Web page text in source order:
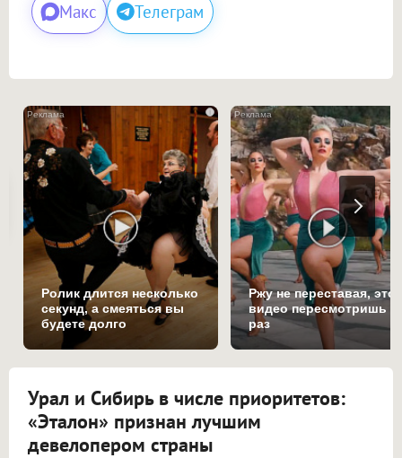
Макс Телеграм
i
Ролик длится несколько
секунд, а смеяться вы
будете долго
Ржу не переставая, это
видео пересмотришь
раз
Урал и Сибирь в числе приоритетов:
«Эталон» признан лучшим
девелопером страны